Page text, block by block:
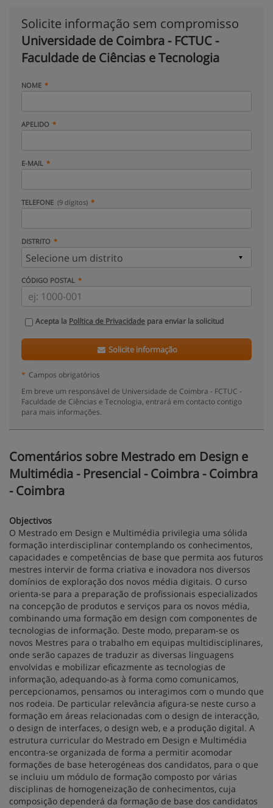
Solicite informação sem compromisso
Universidade de Coimbra - FCTUC -
Faculdade de Ciências e Tecnologia
NOME
APELIDO
E-MAIL
TELEFONE (9 dígitos)
DISTRITO
CÓDIGO POSTAL
Acepta la Política de Privacidade para enviar la solicitud
Solicite informação
* Campos obrigatórios
Em breve um responsável de Universidade de Coimbra - FCTUC -
Faculdade de Ciências e Tecnologia, entrará em contacto contigo
para mais informações.
Comentários sobre Mestrado em Design e
Multimédia - Presencial - Coimbra - Coimbra
- Coimbra
Objectivos
O Mestrado em Design e Multimédia privilegia uma sólida
formação interdisciplinar contemplando os conhecimentos,
capacidades e competências de base que permita aos futuros
mestres intervir de forma criativa e inovadora nos diversos
domínios de exploração dos novos média digitais. O curso
orienta-se para a preparação de profissionais especializados
na concepção de produtos e serviços para os novos média,
combinando uma formação em design com componentes de
tecnologias de informação. Deste modo, preparam-se os
novos Mestres para o trabalho em equipas multidisciplinares,
onde serão capazes de traduzir as diversas linguagens
envolvidas e mobilizar eficazmente as tecnologias de
informação, adequando-as à forma como comunicamos,
percepcionamos, pensamos ou interagimos com o mundo que
nos rodeia. De particular relevância afigura-se neste curso a
formação em áreas relacionadas com o design de interacção,
o design de interfaces, o design web, e a produção digital. A
estrutura curricular do Mestrado em Design e Multimédia
encontra-se organizada de forma a permitir acomodar
formações de base heterogéneas dos candidatos, para o que
se incluiu um módulo de formação composto por várias
disciplinas de homogeneização de conhecimentos, cuja
composição dependerá da formação de base dos candidatos